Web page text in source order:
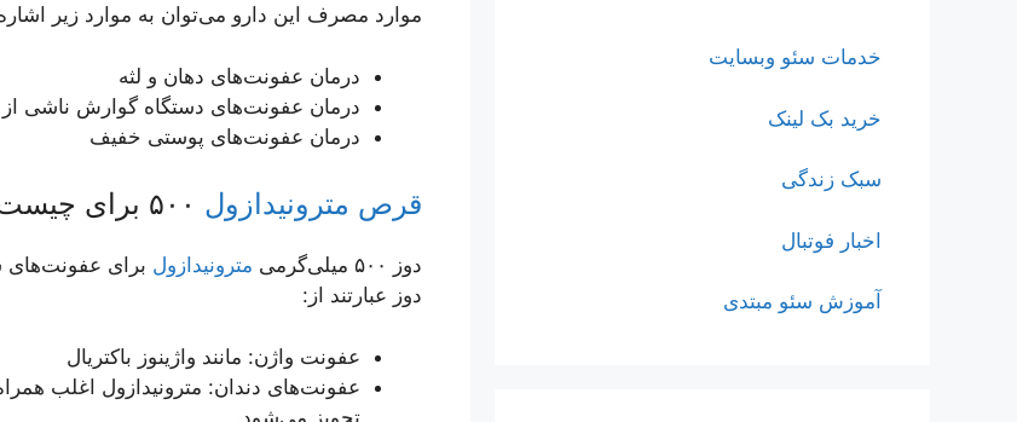
موارد مصرف این دارو می‌توان به موارد زیر
درمان عفونت‌های دهان و لثه
درمان عفونت‌های دستگاه گوارش ناشی از
درمان عفونت‌های پوستی خفیف
قرص مترونیدازول
دوز ۵۰۰ میلی‌گرمی مترونیدازول برای عفونت‌های
دوز عبارتند از:
عفونت واژن: مانند واژینوز باکتریال
عفونت‌های دندان: مترونیدازول اغلب
تجویز می‌شود.
خدمات سئو وبسایت
خرید بک لینک
سبک زندگی
اخبار فوتبال
آموزش سئو مبتدی